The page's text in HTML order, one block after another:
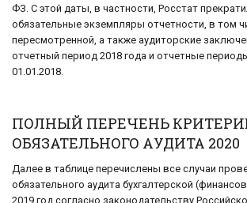
ФЗ. С этой даты, в частности, Росстат
обязательные экземпляры отчетности, в том
пересмотренной, а также аудиторские
отчетный период 2018 года и отчетные
01.01.2018.
ПОЛНЫЙ ПЕРЕЧЕНЬ
ОБЯЗАТЕЛЬНОГО АУДИТА 2020
Далее в таблице перечислены все случаи
обязательного аудита бухгалтерской
2019 год согласно законодательству